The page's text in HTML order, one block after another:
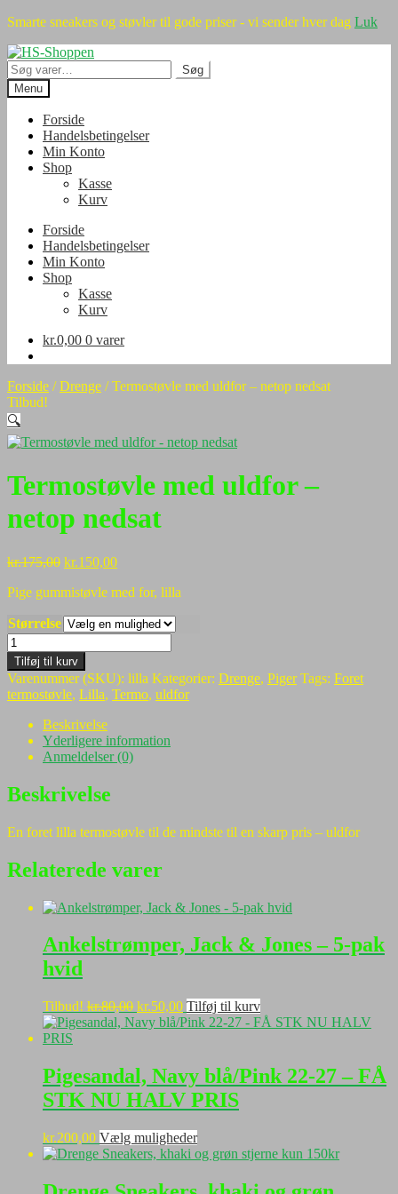
Smarte sneakers og støvler til gode priser - vi sender hver dag Luk
Spring
til
navigation
Spring
til
indhold
Søg
efter:
Søg
Menu
Forside
Handelsbetingelser
Min Konto
Shop
Kasse
Kurv
Forside
Handelsbetingelser
Min Konto
Shop
Kasse
Kurv
kr.0,00 0 varer
Forside /Drenge /Termostøvle med uldfor – netop nedsat
Tilbud!
🔍
Termostøvle med uldfor –
netop nedsat
kr.175,00 Den
pris
kr.175,00.
kr.150,00Den
pris
kr.150,00.
Pige gummistøvle med for, lilla
Størrelse
Termostøvle
med
uldfor
-
netop
nedsat
antal
Tilføj til kurv
Varenummer (SKU): lilla Kategorier: Drenge, Piger Tags: Foret
termostøvle, Lilla, Termo, uldfor
Beskrivelse
Yderligere information
Anmeldelser (0)
Beskrivelse
En foret lilla termostøvle til de mindste til en skarp pris – uldfor
Relaterede varer
Ankelstrømper, Jack & Jones – 5-pak
hvid
Tilbud! kr.80,00 Den
oprindelige
kr.80,00.
kr.50,00Den
aktuelle
kr.50,00.
Tilføj til kurv
Pigesandal, Navy blå/Pink 22-27 – FÅ
STK NU HALV PRIS
kr.200,00 Vælg mulighederDette
vare
flere